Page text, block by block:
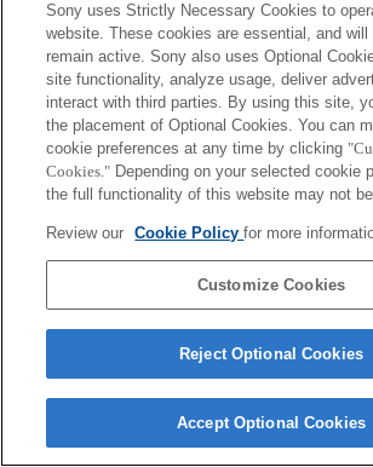
プレスリリース
ご利用条件
環境情報
プライバシーポリシー
クッキーポリシー
Sony Corporation, Sony Marketing
Sony uses Strictly Necessary Cookies to
website. These cookies are essential, and will
remain active. Sony also uses Optional
site functionality, analyze usage, deliver
interact with third parties. By using this site,
the placement of Optional Cookies. You can
cookie preferences at any time by clicking
Cookies." Depending on your selected cookie
the full functionality of this website may not
Review our Cookie Policyfor more
Customize Cookies
Reject Optional Cookies
Accept Optional Cookies